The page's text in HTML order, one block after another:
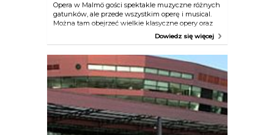
Opera w Malmö gości spektakle muzyczne różnych
gatunków, ale przede wszystkim operę i musical.
Można tam obejrzeć wielkie klasyczne opery oraz
znane musicale i współczesne przedstawienia
muzyczne, a także nowe szwedzkie spektakle.
Dowiedz się więcej